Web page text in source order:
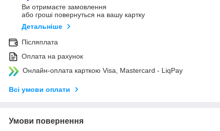
Ви отримаєте замовлення
або гроші повернуться на вашу картку
Детальніше
Післяплата
Оплата на рахунок
Онлайн-оплата карткою Visa, Mastercard - LiqPay
Всі умови оплати
Умови повернення